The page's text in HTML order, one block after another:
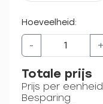
Hoeveelheid:
- +
Totale prijs
Prijs per eenheid
Besparing